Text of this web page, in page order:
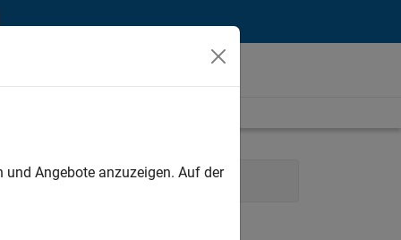
and Operations
Angebote anzuzeigen. Auf der